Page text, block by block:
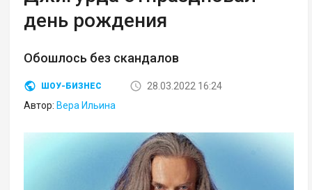
день рождения
Обошлось без скандалов
ШОУ-БИЗНЕС
28.03.2022 16:24
Автор: Вера Ильина